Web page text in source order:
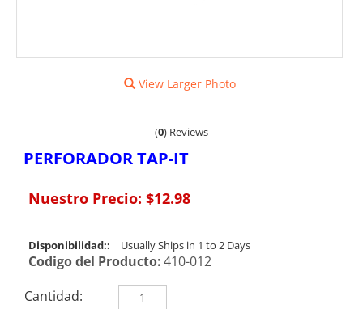
View Larger Photo
(0) Reviews
PERFORADOR TAP-IT
Nuestro Precio: $12.98
Disponibilidad:: Usually Ships in 1 to 2 Days
Codigo del Producto: 410-012
Cantidad: